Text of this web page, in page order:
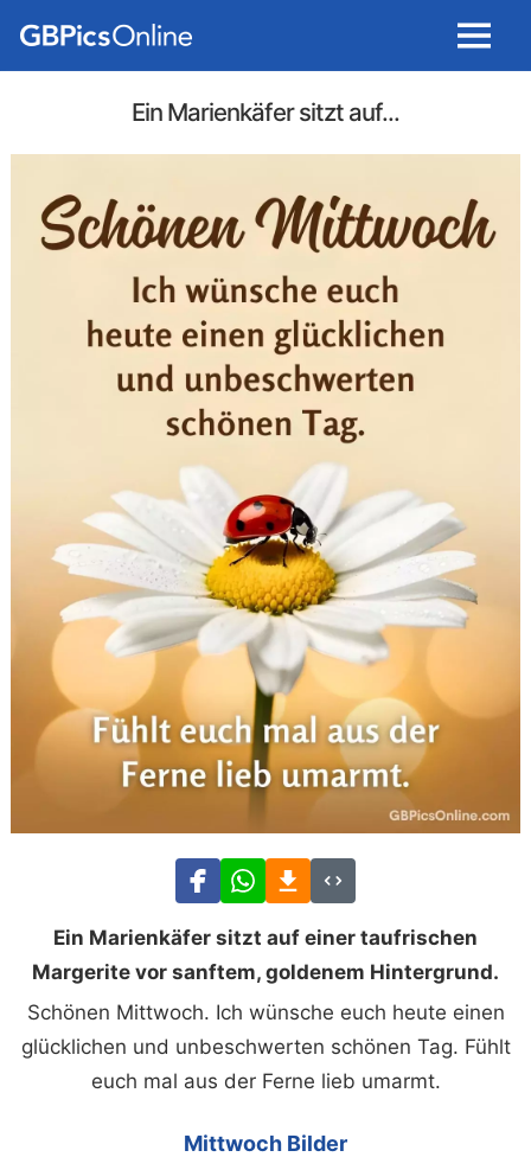
Menu
Ein Marienkäfer sitzt auf...
Ein Marienkäfer sitzt auf einer taufrischen
Margerite vor sanftem, goldenem Hintergrund.
Schönen Mittwoch. Ich wünsche euch heute einen
glücklichen und unbeschwerten schönen Tag. Fühlt
euch mal aus der Ferne lieb umarmt.
Mittwoch Bilder